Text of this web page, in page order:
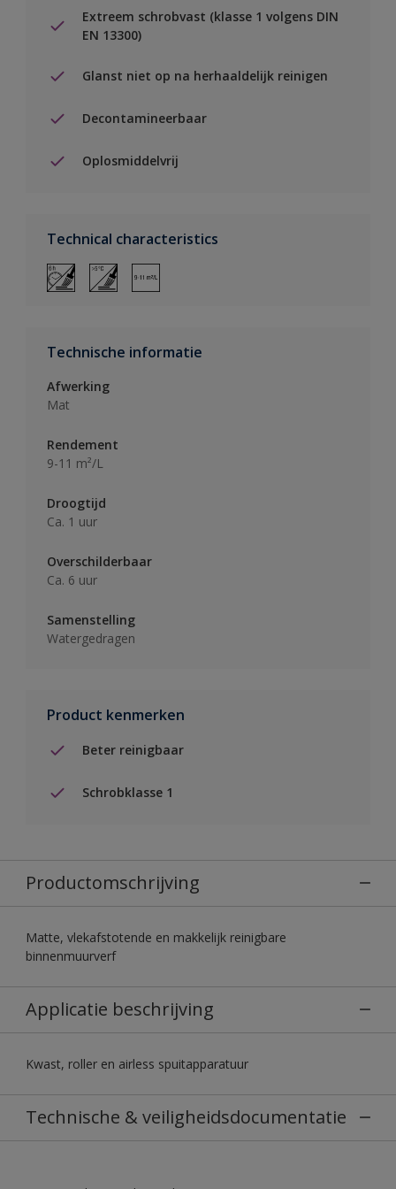
Extreem schrobvast (klasse 1 volgens DIN
EN 13300)
Glanst niet op na herhaaldelijk reinigen
Decontamineerbaar
Oplosmiddelvrij
Technical characteristics
Technische informatie
Afwerking
Mat
Rendement
9-11 m²/L
Droogtijd
Ca. 1 uur
Overschilderbaar
Ca. 6 uur
Samenstelling
Watergedragen
Product kenmerken
Beter reinigbaar
Schrobklasse 1
Productomschrijving
Matte, vlekafstotende en makkelijk reinigbare
binnenmuurverf
Applicatie beschrijving
Kwast, roller en airless spuitapparatuur
Technische & veiligheidsdocumentatie